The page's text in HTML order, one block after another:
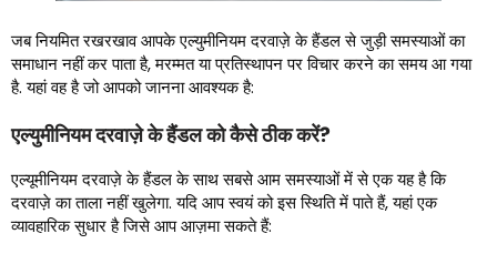
जब नियमित रखरखाव आपके एल्युमीनियम दरवाज़े के हैंडल से जुड़ी समस्याओं का
समाधान नहीं कर पाता है, मरम्मत या प्रतिस्थापन पर विचार करने का समय आ गया
है. यहां वह है जो आपको जानना आवश्यक है:
एल्युमीनियम दरवाज़े के हैंडल को कैसे ठीक करें?
एल्यूमीनियम दरवाज़े के हैंडल के साथ सबसे आम समस्याओं में से एक यह है कि
दरवाज़े का ताला नहीं खुलेगा. यदि आप स्वयं को इस स्थिति में पाते हैं, यहां एक
व्यावहारिक सुधार है जिसे आप आज़मा सकते हैं: